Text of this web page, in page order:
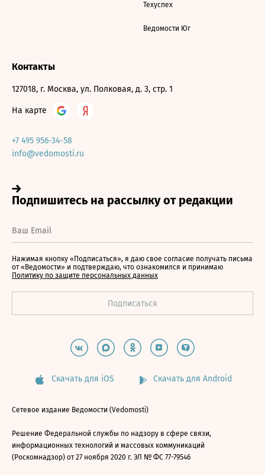
Техуспех
Ведомости Юг
Контакты
127018, г. Москва, ул. Полковая, д. 3, стр. 1
На карте
+7 495 956-34-58
info@vedomosti.ru
Нажимая кнопку «Подписаться», я даю свое согласие получать письма
от «Ведомости» и подтверждаю, что ознакомился и принимаю
Политику по защите персональных данных
Скачать для iOS Скачать для Android
Сетевое издание Ведомости (Vedomosti)
Решение Федеральной службы по надзору в сфере связи,
информационных технологий и массовых коммуникаций
(Роскомнадзор) от 27 ноября 2020 г. ЭЛ № ФС 77-79546